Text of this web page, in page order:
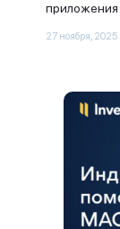
приложения
27 ноября,